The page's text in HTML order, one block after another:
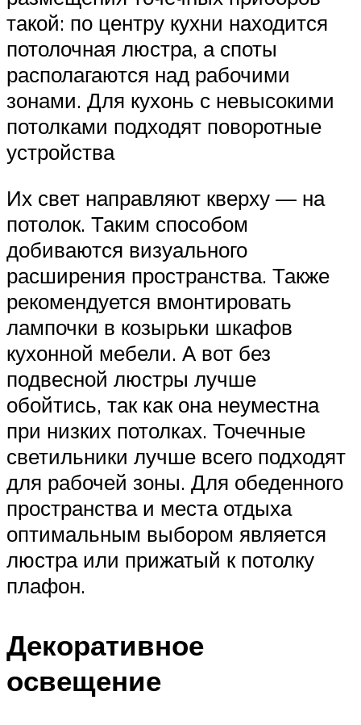
такой: по центру кухни находится
потолочная люстра, а споты
располагаются над рабочими
зонами. Для кухонь с невысокими
потолками подходят поворотные
устройства
Их свет направляют кверху — на
потолок. Таким способом
добиваются визуального
расширения пространства. Также
рекомендуется вмонтировать
лампочки в козырьки шкафов
кухонной мебели. А вот без
подвесной люстры лучше
обойтись, так как она неуместна
при низких потолках. Точечные
светильники лучше всего подходят
для рабочей зоны. Для обеденного
пространства и места отдыха
оптимальным выбором является
люстра или прижатый к потолку
плафон.
Декоративное
освещение